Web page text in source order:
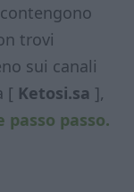
trovi
sui canali
[ Ketosi.sa ],
passo.